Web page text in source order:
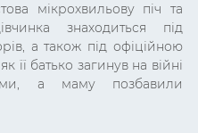
мікрохвильову піч та
знаходиться під
а також під офіційною
її батько загинув на війні
а маму позбавили